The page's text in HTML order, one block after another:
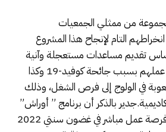
من ممثلي الجمعيات
التام لإنجاح هذا المشروع
تقديم مساعدات مستعجلة وآنية
للمواطنين الذين فقدوا عملهم بسبب جائحة كوفيد-19 وكذا
في الولوج إلى فرص الشغل، وذلك
بالذكر أن برنامج ” أوراش”
يروم إحداث 250 ألف فرصة عمل مباشر في غضون سنتي 2022